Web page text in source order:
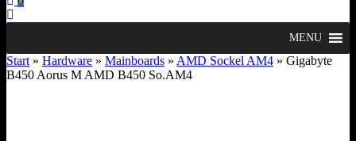
MENU
Start » Hardware » Mainboards » AMD Sockel AM4 » Gigabyte
B450 Aorus M AMD B450 So.AM4